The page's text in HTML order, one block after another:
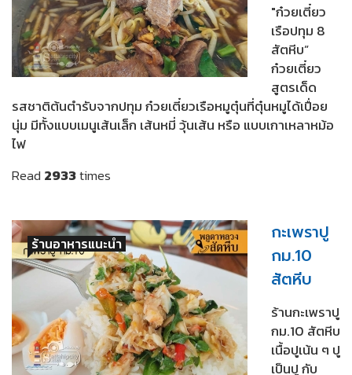
"ก๋วยเตี๋ยว
เรือปทุม 8
สัตหีบ”
ก๋วยเตี๋ยว
สูตรเด็ด
รสชาติต้นตำรับจากปทุม ก๋วยเตี๋ยวเรือหมูตุ๋นที่ตุ๋นหมูได้เปื่อย
นุ่ม มีทั้งแบบเมนูเส้นเล็ก เส้นหมี่ วุ้นเส้น หรือ แบบเกาเหลาหม้อ
ไฟ
Read 2933times
ร้านอาหารแนะนำ
กะเพราปู
กม.10
สัตหีบ
ร้านกะเพราปู
กม.10 สัตหีบ
เนื้อปูเน้น ๆ ปู
เป็นปู กับ